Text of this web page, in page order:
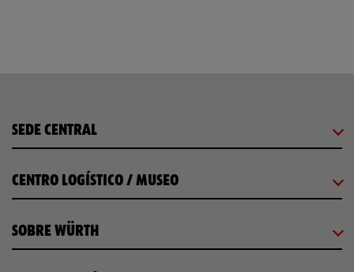
SEDE CENTRAL
CENTRO LOGÍSTICO / MUSEO
SOBRE WÜRTH